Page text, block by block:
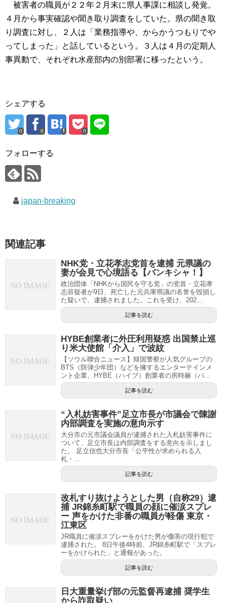
被害者の職員が２２年２月末に県人事課に相談し発覚。
４月から事実確認や聞き取り調査をしていた。県の聞き取
り調査に対し、２人は「業務指導や、からかうつもりでや
ってしまった」と話しているという。３人は４月の定期人
事異動で、それぞれ水産部内の別部署に移ったという。
シェアする
0 0 0
フォローする
japan-breaking
関連記事
NHK党・立花孝志党首を逮捕 元県議の
妻が会見で心境語る【バンキシャ！】
政治団体「NHKから国民を守る党」の党首・立花孝
志容疑者が9日、死亡した元兵庫県議の名誉を毀損し
た疑いで、逮捕されました。これを受け、202...
記事を読む
HYBE創業者に外圧利用疑惑 出国禁止巡
り米大使館「介入」で波紋
【ソウル聯合ニュース】韓国警察が人気グループの
BTS（防弾少年団）などを擁するエンターテインメ
ント企業、HYBE（ハイブ）創業者の房時赫（パ...
記事を読む
“入札妨害事件”足立市長が市議会で陳謝
内部調査を実施の意向示す
大分市の元市議会議員が逮捕された入札妨害事件に
ついて、足立市長は内部調査をする意向を示しまし
た。 足立信也大分市長「公平性が求められる入
札・...
記事を読む
改札すり抜けようとした男（自称29）逮
捕 JR錦糸町駅で職員の顔に催涙スプレ
ー 声をかけた非番の職員が軽傷 東京・
江東区
JR職員に催涙スプレーをかけた男が傷害の現行犯で
逮捕された。 8日午後4時前、JR錦糸町駅で「スプレ
ーをかけられた」と通報があった。
記事を読む
日大重量挙げ部の元監督再逮捕 奨学生
から詐取疑い